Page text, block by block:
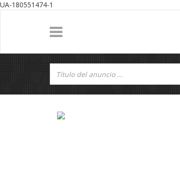
UA-180551474-1